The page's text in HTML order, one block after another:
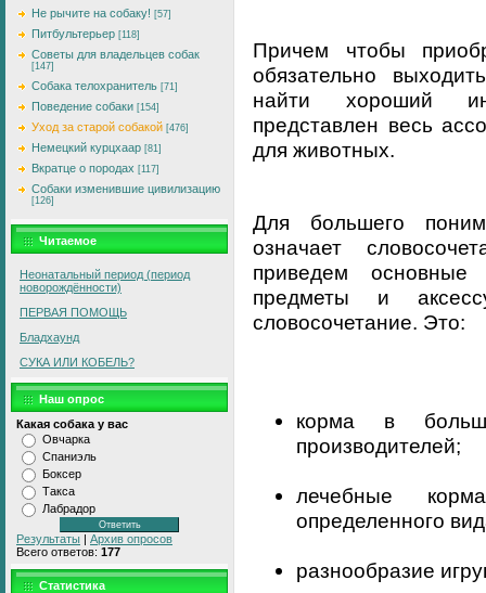
Не рычите на собаку! [57]
Питбультерьер [118]
Советы для владельцев собак
[147]
Собака телохранитель [71]
Поведение собаки [154]
Уход за старой собакой [476]
Немецкий курцхаар [81]
Вкратце о породах [117]
Собаки изменившие цивилизацию
[126]
Читаемое
Неонатальный период (период
новорождённости)
ПЕРВАЯ ПОМОЩЬ
Бладхаунд
СУКА ИЛИ КОБЕЛЬ?
Наш опрос
Какая собака у вас
Овчарка
Спаниэль
Боксер
Такса
Лабрадор
Результаты | Архив опросов
Всего ответов: 177
Статистика
Причем чтобы
обязательно
найти хороший
представлен весь
для животных.
Для большего
означает
приведем основные
предметы и
словосочетание. Это:
корма в
производителей;
лечебные
определенного
разнообразие